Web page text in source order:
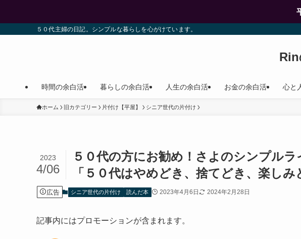
５０代主婦の日記。シンプルな暮らしを心がけています。
時間の余白活 暮らしの余白活 人生の余白活 お金の余白活 心と
ホーム 旧カテゴリー 片付け【平屋】 シニア世代の片付け
５０代の方にお勧め！さよのシンプル
「５０代はやめどき、捨てどき、楽し
2023
4/06
広告 シニア世代の片付け 読んだ本 2023年4月6日 2024年2月28日
記事内にはプロモーションが含まれます。